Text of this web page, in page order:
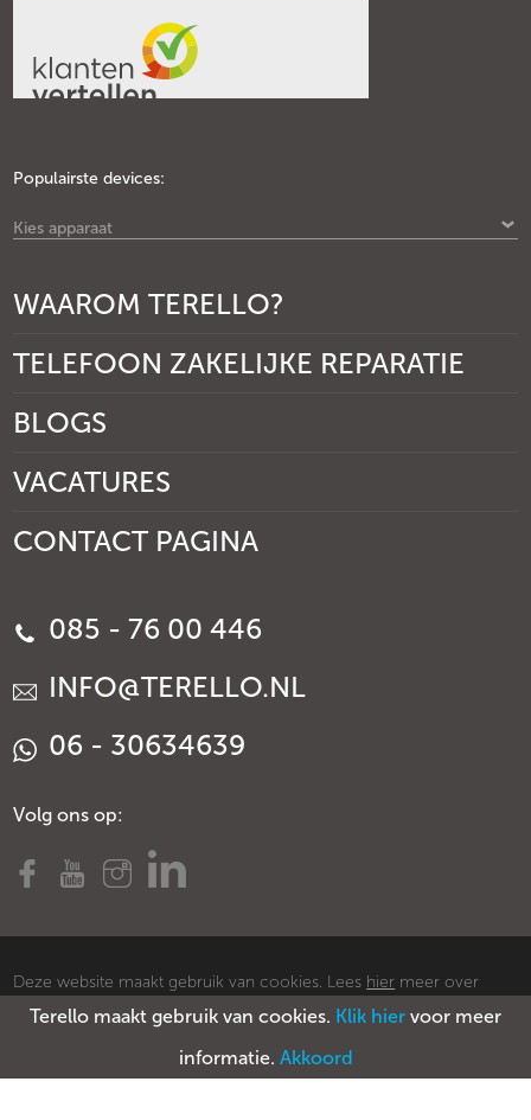
Terello maakt gebruik van cookies. Klik hier voor meer
informatie. Akkoord
Populairste devices:
Kies apparaat
WAAROM TERELLO?
TELEFOON ZAKELIJKE REPARATIE
BLOGS
VACATURES
CONTACT PAGINA
085 - 76 00 446
INFO@TERELLO.NL
06 - 30634639
Volg ons op:
Deze website maakt gebruik van cookies. Lees hier meer over
cookies.
Voorwaarden Privacy policy